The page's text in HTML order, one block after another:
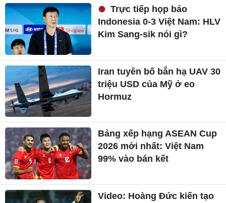
Trực tiếp họp báo
Indonesia 0-3 Việt Nam: HLV
Kim Sang-sik nói gì?
Iran tuyên bố bắn hạ UAV 30
triệu USD của Mỹ ở eo
Hormuz
Bảng xếp hạng ASEAN Cup
2026 mới nhất: Việt Nam
99% vào bán kết
Video: Hoàng Đức kiến tạo